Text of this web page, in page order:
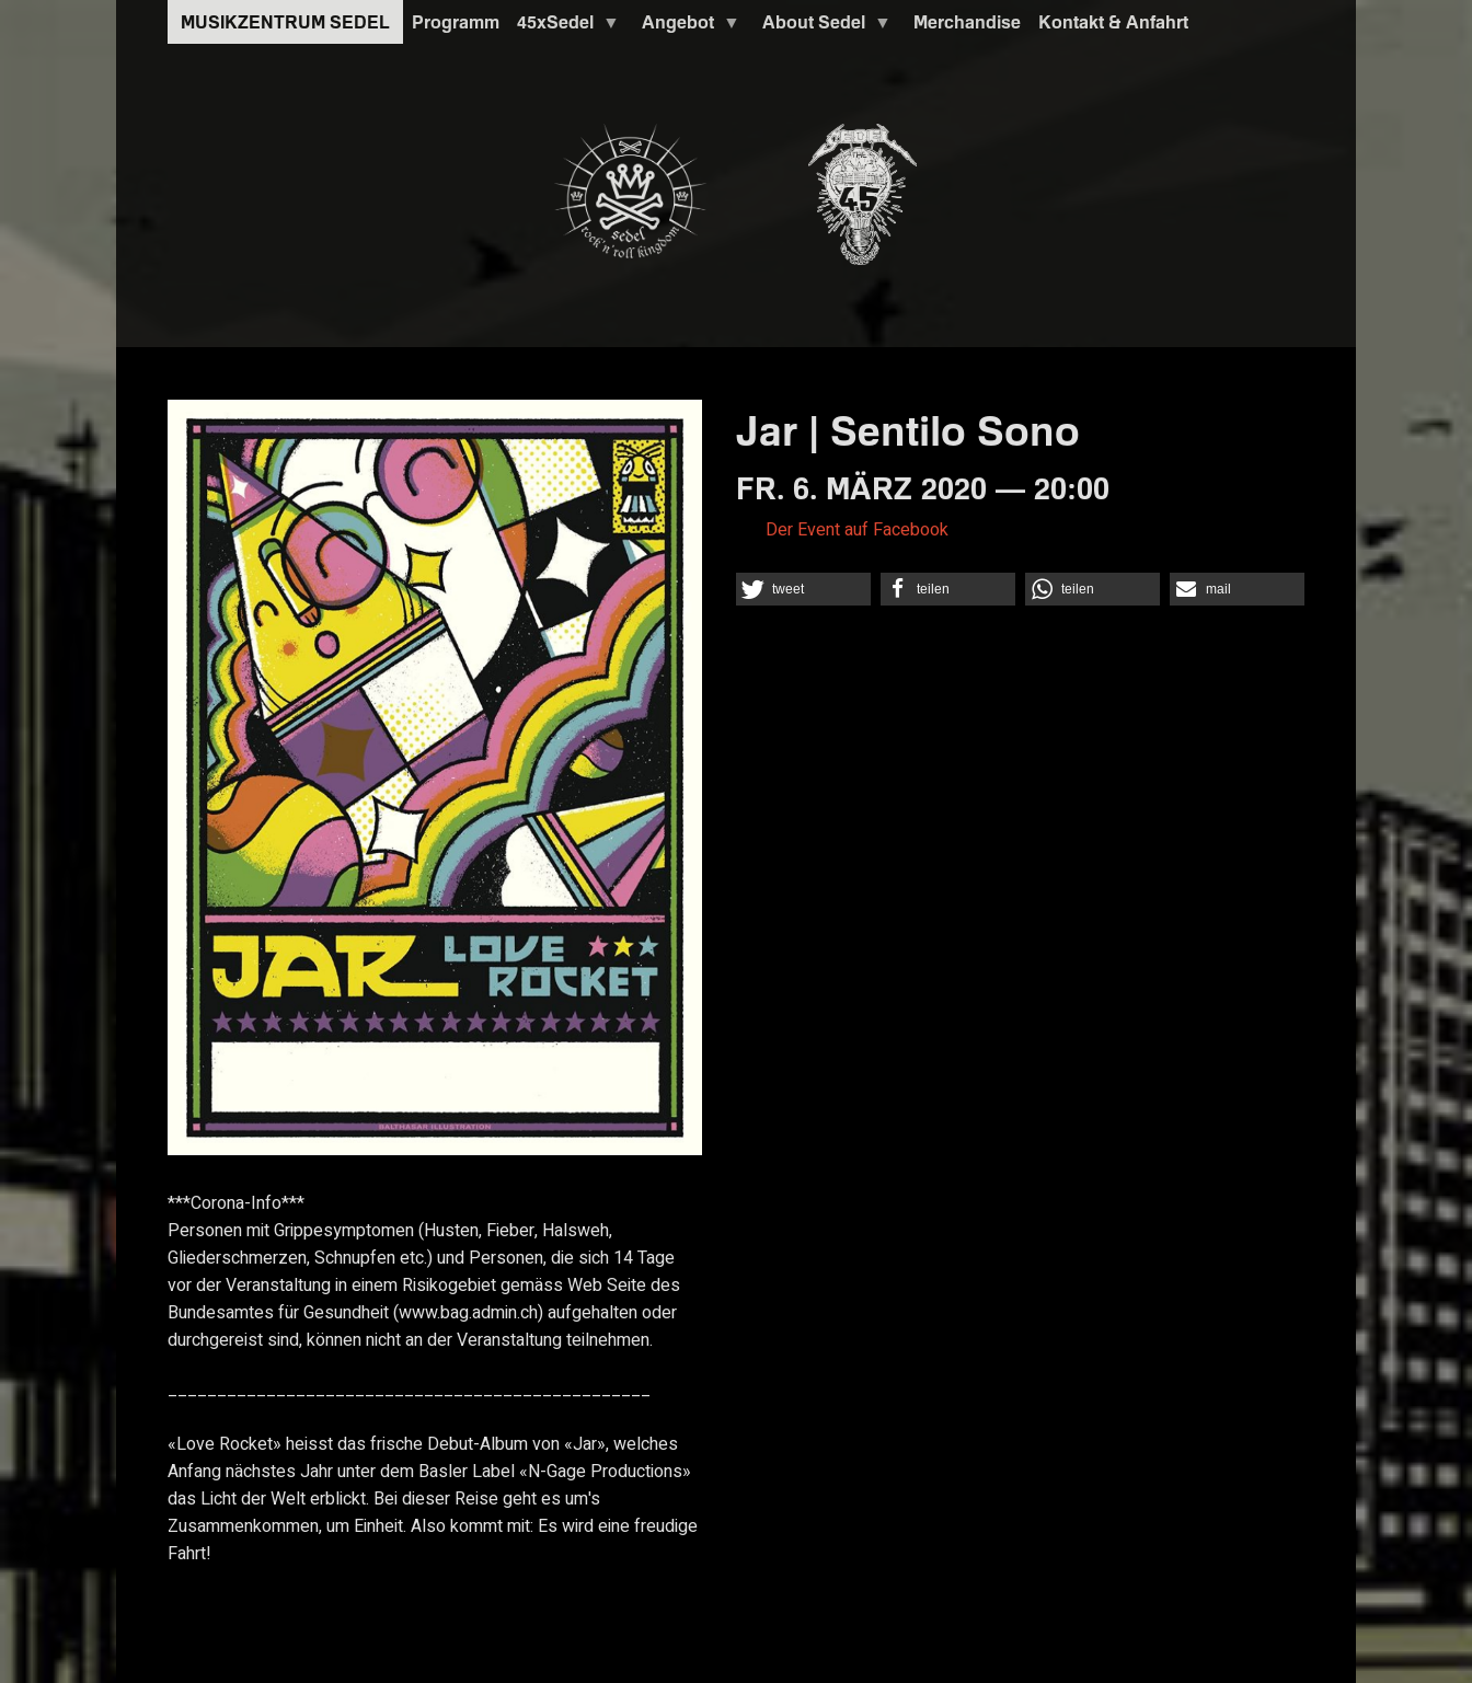
Programm 45xSedel Angebot About Sedel Merchandise Kontakt & Anfahrt
Jar | Sentilo Sono
FR. 6. MÄRZ 2020 — 20:00
Der Event auf Facebook
tweet teilen teilen mail
***Corona-Info***
Personen mit Grippesymptomen (Husten, Fieber, Halsweh,
Gliederschmerzen, Schnupfen etc.) und Personen, die sich 14 Tage
vor der Veranstaltung in einem Risikogebiet gemäss Web Seite des
Bundesamtes für Gesundheit (www.bag.admin.ch) aufgehalten oder
durchgereist sind, können nicht an der Veranstaltung teilnehmen.
_________________________________________________
«Love Rocket» heisst das frische Debut-Album von «Jar», welches
Anfang nächstes Jahr unter dem Basler Label «N-Gage Productions»
das Licht der Welt erblickt. Bei dieser Reise geht es um's
Zusammenkommen, um Einheit. Also kommt mit: Es wird eine freudige
Fahrt!